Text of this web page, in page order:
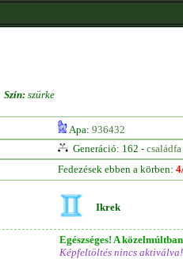
Szín: szürke
Apa: 936432
Generáció: 162 - családfa
Fedezések ebben a körben:
Ikrek
Egészséges! A
Képfeltöltés nincs aktiválva!